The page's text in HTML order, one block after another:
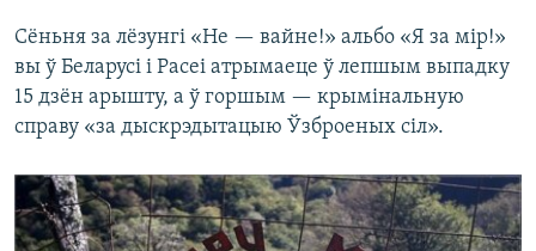
Сёньня за лёзунгі «Не — вайне!» альбо «Я за мір!»
вы ў Беларусі і Расеі атрымаеце ў лепшым выпадку
15 дзён арышту, а ў горшым — крымінальную
справу «за дыскрэдытацыю Ўзброеных сіл».